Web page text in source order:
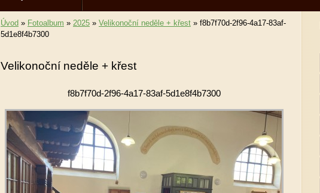
Úvod » Fotoalbum » 2025 » Velikonoční neděle + křest » f8b7f70d-2f96-4a17-83af-
5d1e8f4b7300
Velikonoční neděle + křest
f8b7f70d-2f96-4a17-83af-5d1e8f4b7300